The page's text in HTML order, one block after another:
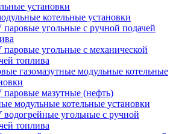
установки
котельные установки
угольные с ручной подачей
угольные с механической
топлива
газомазутные модульные котельные
мазутные (нефть)
модульные котельные установки
угольные с ручной
топлива